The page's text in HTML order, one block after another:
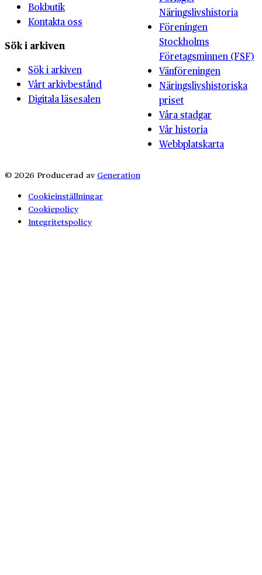
Bokbutik
Kontakta oss
Sök i arkiven
Sök i arkiven
Vårt arkivbestånd
Digitala läsesalen
Näringslivshistoria
Föreningen
Stockholms
Företagsminnen (FSF)
Vänföreningen
Näringslivshistoriska
priset
Våra stadgar
Vår historia
Webbplatskarta
© 2026 Producerad av Generation
Cookieinställningar
Cookiepolicy
Integritetspolicy